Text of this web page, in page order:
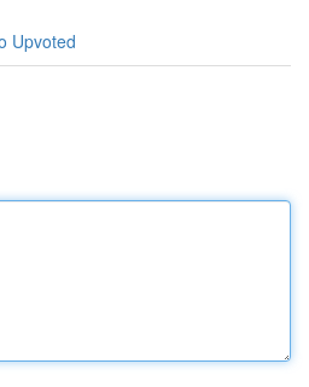
Upvoted